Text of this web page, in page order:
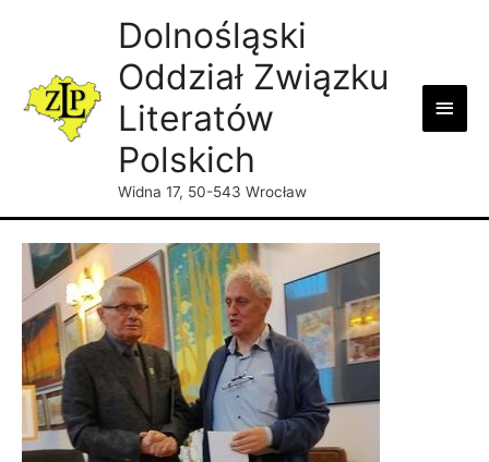
Dolnośląski
Oddział Związku
Literatów
Polskich
Widna 17, 50-543 Wrocław
Main